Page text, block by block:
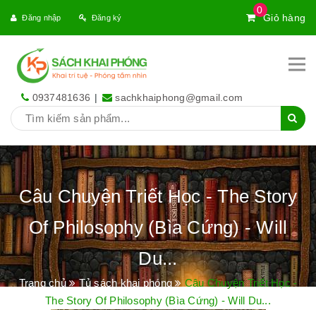
0
Giỏ hàng
Đăng nhập Đăng ký
0937481636 | sachkhaiphong@gmail.com
Câu Chuyện Triết Học - The Story
Of Philosophy (Bìa Cứng) - Will
Du...
Trang chủ Tủ sách khai phóng
Câu Chuyện Triết Học -
The Story Of Philosophy (Bìa Cứng) - Will Du...